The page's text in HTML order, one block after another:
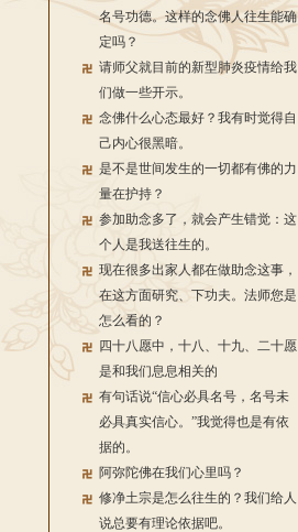
名号功德。这样的念佛人往生能确
定吗？
请师父就目前的新型肺炎疫情给我
们做一些开示。
念佛什么心态最好？我有时觉得自
己内心很黑暗。
是不是世间发生的一切都有佛的力
量在护持？
参加助念多了，就会产生错觉：这
个人是我送往生的。
现在很多出家人都在做助念这事，
在这方面研究、下功夫。法师您是
怎么看的？
四十八愿中，十八、十九、二十愿
是和我们息息相关的
有句话说“信心必具名号，名号未
必具真实信心。”我觉得也是有依
据的。
阿弥陀佛在我们心里吗？
修净土宗是怎么往生的？我们给人
说总要有理论依据吧。